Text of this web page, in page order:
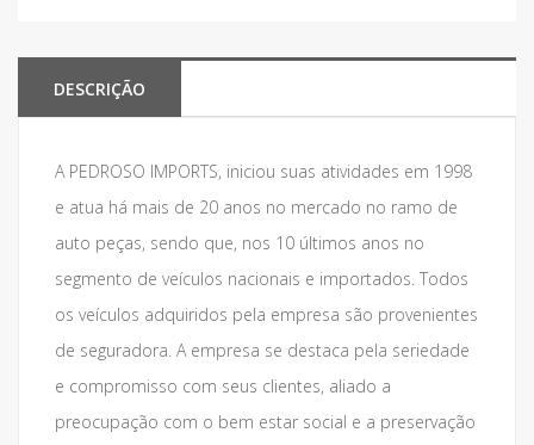
DESCRIÇÃO
A PEDROSO IMPORTS, iniciou suas atividades em 1998
e atua há mais de 20 anos no mercado no ramo de
auto peças, sendo que, nos 10 últimos anos no
segmento de veículos nacionais e importados. Todos
os veículos adquiridos pela empresa são provenientes
de seguradora. A empresa se destaca pela seriedade
e compromisso com seus clientes, aliado a
preocupação com o bem estar social e a preservação